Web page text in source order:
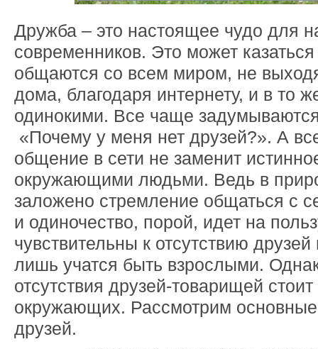
Дружба – это настоящее чудо для
современников. Это может
общаются со всем миром, не
дома, благодаря интернету, и в то
одинокими. Все чаще
«Почему у меня нет друзей?». А
общение в сети не заменит
окружающими людьми. Ведь в
заложено стремление общаться с
и одиночество, порой, идет на
чувствительны к отсутствию
лишь учатся быть взрослыми.
отсутствия друзей-товарищей
окружающих. Рассмотрим основные
друзей.